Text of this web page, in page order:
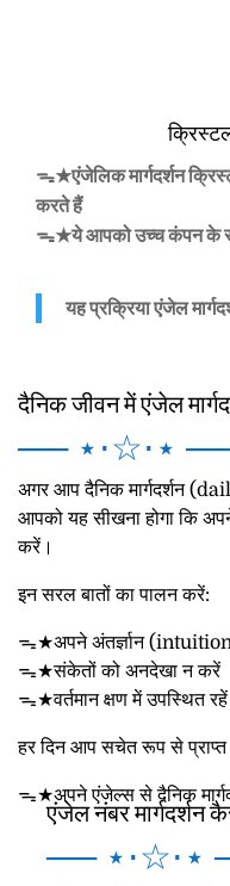
ᯓ★एंजेलिक मार्गदर्शन
करते हैं
ᯓ★ये आपको उच्च कंपन के
यह प्रक्रिया एंजेल
दैनिक जीवन में एंजेल
── ⋆⋅☆⋅⋆
अगर आप दैनिक मार्गदर्शन (
आपको यह सीखना होगा कि
करें।
इन सरल बातों का पालन करें:
ᯓ★अपने अंतर्ज्ञान (
ᯓ★संकेतों को अनदेखा न करें
ᯓ★वर्तमान क्षण में उपस्थित रहें
हर दिन आप सचेत रूप से
ᯓ★अपने एंजेल्स से दैनिक
एंजेल नंबर मार्गदर्शन
── ⋆⋅☆⋅⋆